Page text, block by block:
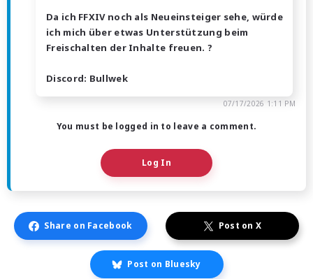
Da ich FFXIV noch als Neueinsteiger sehe, würde
ich mich über etwas Unterstützung beim
Freischalten der Inhalte freuen. ?
Discord: Bullwek
07/17/2026 1:11 PM
You must be logged in to leave a comment.
Log In
Share on Facebook Post on X
Post on Bluesky